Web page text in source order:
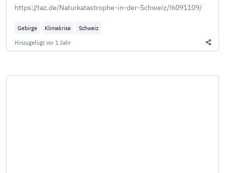
https://taz.de/Naturkatastrophe-in-der-Schweiz/!6091109/
Gebirge Klimakrise
Schweiz
Hinzugefügt vor 1 Jahr